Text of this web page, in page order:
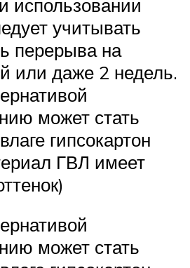
использовании
учитывать
перерыва на
или даже 2 недель.
может стать
гипсокартон
ГВЛ имеет
может стать